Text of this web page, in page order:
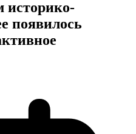
историко-
появилось